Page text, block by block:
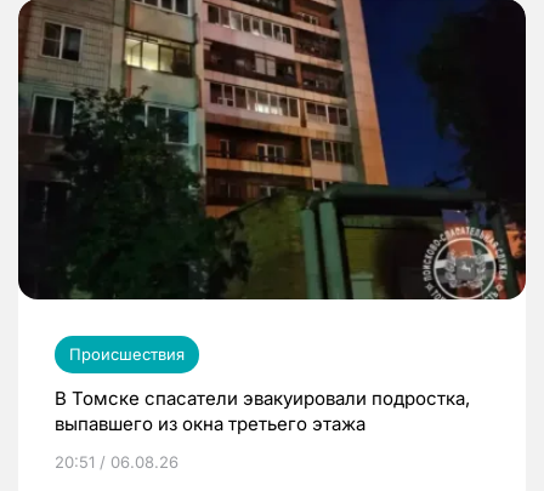
Происшествия
В Томске спасатели эвакуировали подростка,
выпавшего из окна третьего этажа
20:51 / 06.08.26